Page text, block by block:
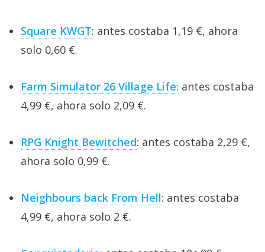
Square KWGT: antes costaba 1,19 €, ahora
solo 0,60 €.
Farm Simulator 26 Village Life: antes costaba
4,99 €, ahora solo 2,09 €.
RPG Knight Bewitched: antes costaba 2,29 €,
ahora solo 0,99 €.
Neighbours back From Hell: antes costaba
4,99 €, ahora solo 2 €.